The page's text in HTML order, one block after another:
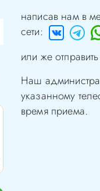
написав нам в
сети:
или же
Наш
указанному
время приема.